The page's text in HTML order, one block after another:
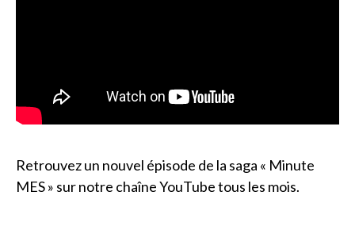
Retrouvez un nouvel épisode de la saga « Minute
MES » surnotre chaîne YouTubetous les mois.